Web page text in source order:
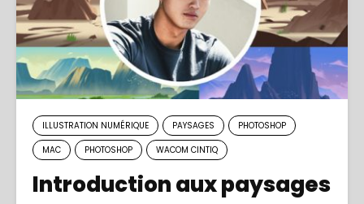
ILLUSTRATION NUMÉRIQUE PAYSAGES
PHOTOSHOP
MAC
PHOTOSHOP WACOM CINTIQ
Introduction aux paysages